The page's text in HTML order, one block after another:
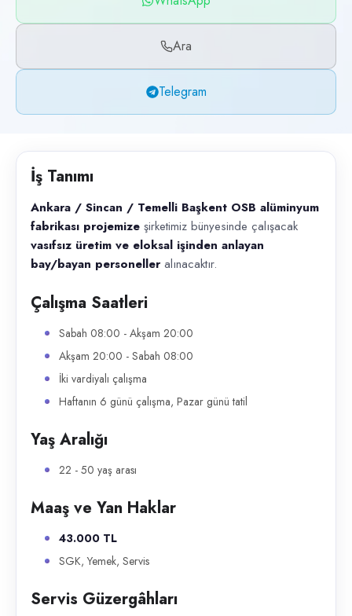
WhatsApp, Telegram, Telefon
İlan açıklaması
Ankara / Sincan / Temelli Başkent OSB alüminyum fabrikası
Ara
Telegram
İş Tanımı
Ankara / Sincan / Temelli Başkent OSB alüminyum
fabrikası projemize şirketimiz bünyesinde çalışacak
vasıfsız üretim ve eloksal işinden anlayan
bay/bayan personelleralınacaktır.
Çalışma Saatleri
Sabah 08:00 - Akşam 20:00
Akşam 20:00 - Sabah 08:00
İki vardiyalı çalışma
Haftanın 6 günü çalışma, Pazar günü tatil
Yaş Aralığı
22 - 50 yaş arası
Maaş ve Yan Haklar
43.000 TL
SGK, Yemek, Servis
Servis Güzergâhları